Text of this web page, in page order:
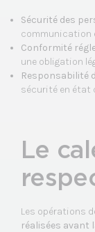
Sécurité des
communication
Conformité
une obligation
Responsabilité
sécurité en état
Le
Les opérations
réalisées avant